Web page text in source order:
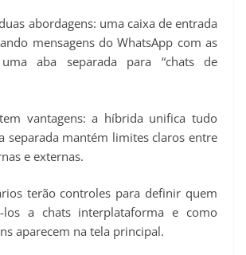
abordagens: uma caixa de entrada
mensagens do WhatsApp com as
aba separada para “chats de
vantagens: a híbrida unifica tudo
separada mantém limites claros entre
e externas.
terão controles para definir quem
los a chats interplataforma e como
aparecem na tela principal.